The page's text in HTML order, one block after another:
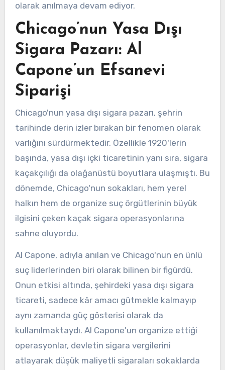
olarak anılmaya devam ediyor.
Chicago’nun Yasa Dışı
Sigara Pazarı: Al
Capone’un Efsanevi
Siparişi
Chicago'nun yasa dışı sigara pazarı, şehrin
tarihinde derin izler bırakan bir fenomen olarak
varlığını sürdürmektedir. Özellikle 1920'lerin
başında, yasa dışı içki ticaretinin yanı sıra, sigara
kaçakçılığı da olağanüstü boyutlara ulaşmıştı. Bu
dönemde, Chicago'nun sokakları, hem yerel
halkın hem de organize suç örgütlerinin büyük
ilgisini çeken kaçak sigara operasyonlarına
sahne oluyordu.
Al Capone, adıyla anılan ve Chicago'nun en ünlü
suç liderlerinden biri olarak bilinen bir figürdü.
Onun etkisi altında, şehirdeki yasa dışı sigara
ticareti, sadece kâr amacı gütmekle kalmayıp
aynı zamanda güç gösterisi olarak da
kullanılmaktaydı. Al Capone'un organize ettiği
operasyonlar, devletin sigara vergilerini
atlayarak düşük maliyetli sigaraları sokaklarda